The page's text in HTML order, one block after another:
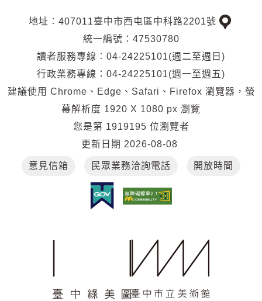
地址︰407011臺中市西屯區中科路2201號
交
位
置
統一編號：47530780
讀者服務專線︰04-24225101(週二至週日)
行政業務專線：04-24225101(週一至週五)
建議使用 Chrome、Edge、Safari、Firefox 瀏覽器，螢
幕解析度 1920 X 1080 px 瀏覽
您是第 1919195 位瀏覽者
更新日期 2026-08-08
意見信箱 民眾業務洽詢電話 開放時間